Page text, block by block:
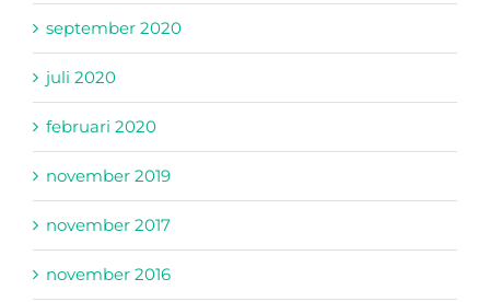
september 2020
juli 2020
februari 2020
november 2019
november 2017
november 2016